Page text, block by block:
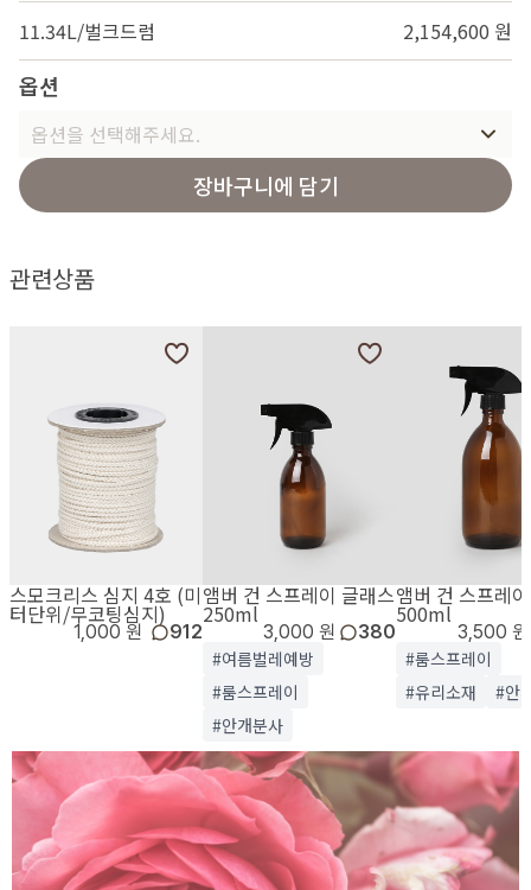
11.34L/벌크드럼 2,154,600 원
옵션
옵션을 선택해주세요.
장바구니에 담기
관련상품
스모크리스 심지 4호 (미
터단위/무코팅심지)
1,000 원 912
앰버 건 스프레이 글래스
250ml
3,000 원 380
#여름벌레예방
#룸스프레이
#안개분사
앰버 건 스프레
500ml
3,500 원
#룸스프레이
#유리소재
#안